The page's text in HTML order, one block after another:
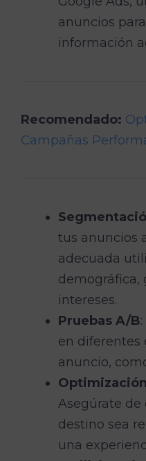
anuncios
información
Recomendado:
Campañas
tus anuncios
adecuada
demográfica,
intereses.
Pruebas A/B
en diferentes
anuncio,
Asegúrate de
destino sea
una